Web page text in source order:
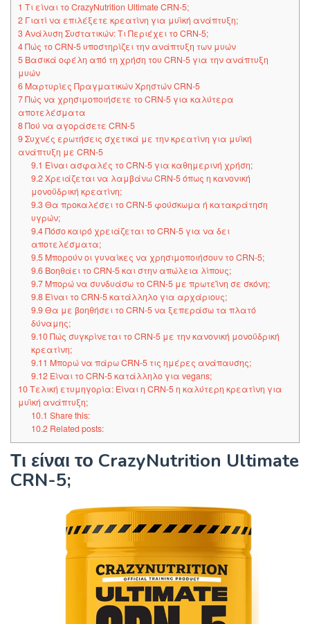
1 Τι είναι το CrazyNutrition Ultimate CRN-5;
2 Γιατί να επιλέξετε κρεατίνη για μυϊκή ανάπτυξη;
3Ανάλυση Συστατικών: Τι Περιέχει το CRN-5;
4Πώς το CRN-5 υποστηρίζει την ανάπτυξη των μυών
5 Βασικά οφέλη από τη χρήση του CRN-5 για την ανάπτυξη
μυών
6 Μαρτυρίες Πραγματικών Χρηστών CRN-5
7Πώς να χρησιμοποιήσετε το CRN-5 για καλύτερα
αποτελέσματα
8Πού να αγοράσετε CRN-5
9Συχνές ερωτήσεις σχετικά με την κρεατίνη για μυϊκή
ανάπτυξη με CRN-5
9.1 Είναι ασφαλές το CRN-5 για καθημερινή χρήση;
9.2Χρειάζεται να λαμβάνω CRN-5 όπως η κανονική
μονοϋδρική κρεατίνη;
9.3Θα προκαλέσει το CRN-5 φούσκωμα ή κατακράτηση
υγρών;
9.4Πόσο καιρό χρειάζεται το CRN-5 για να δει
αποτελέσματα;
9.5Μπορούν οι γυναίκες να χρησιμοποιήσουν το CRN-5;
9.6Βοηθάει το CRN-5 και στην απώλεια λίπους;
9.7Μπορώ να συνδυάσω το CRN-5 με πρωτεΐνη σε σκόνη;
9.8Είναι το CRN-5 κατάλληλο για αρχάριους;
9.9Θα με βοηθήσει το CRN-5 να ξεπεράσω τα πλατό
δύναμης;
9.10Πώς συγκρίνεται το CRN-5 με την κανονική μονοϋδρική
κρεατίνη;
9.11 Μπορώ να πάρω CRN-5 τις ημέρες ανάπαυσης;
9.12Είναι το CRN-5 κατάλληλο για vegans;
10Τελική ετυμηγορία: Είναι η CRN-5 η καλύτερη κρεατίνη για
μυϊκή ανάπτυξη;
10.1 Share this:
10.2Related posts:
Τι είναι το CrazyNutrition Ultimate
CRN-5;